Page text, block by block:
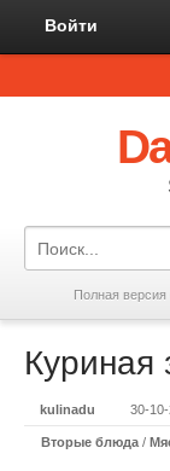
Войти
Полная версия
Куриная
kulinadu 30-
Вторые блюда /